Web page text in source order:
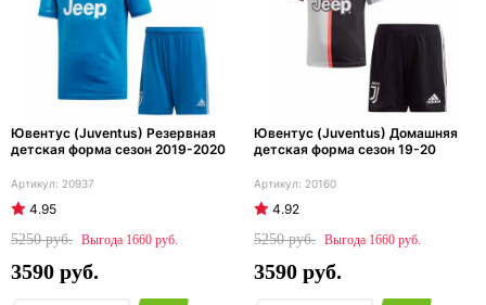
Ювентус (Juventus) Резервная
детская форма сезон 2019-2020
20937
4.95
5250
1660
3590
Ювентус (Juventus) Домашняя
детская форма сезон 19-20
20160
4.92
5250
1660
3590